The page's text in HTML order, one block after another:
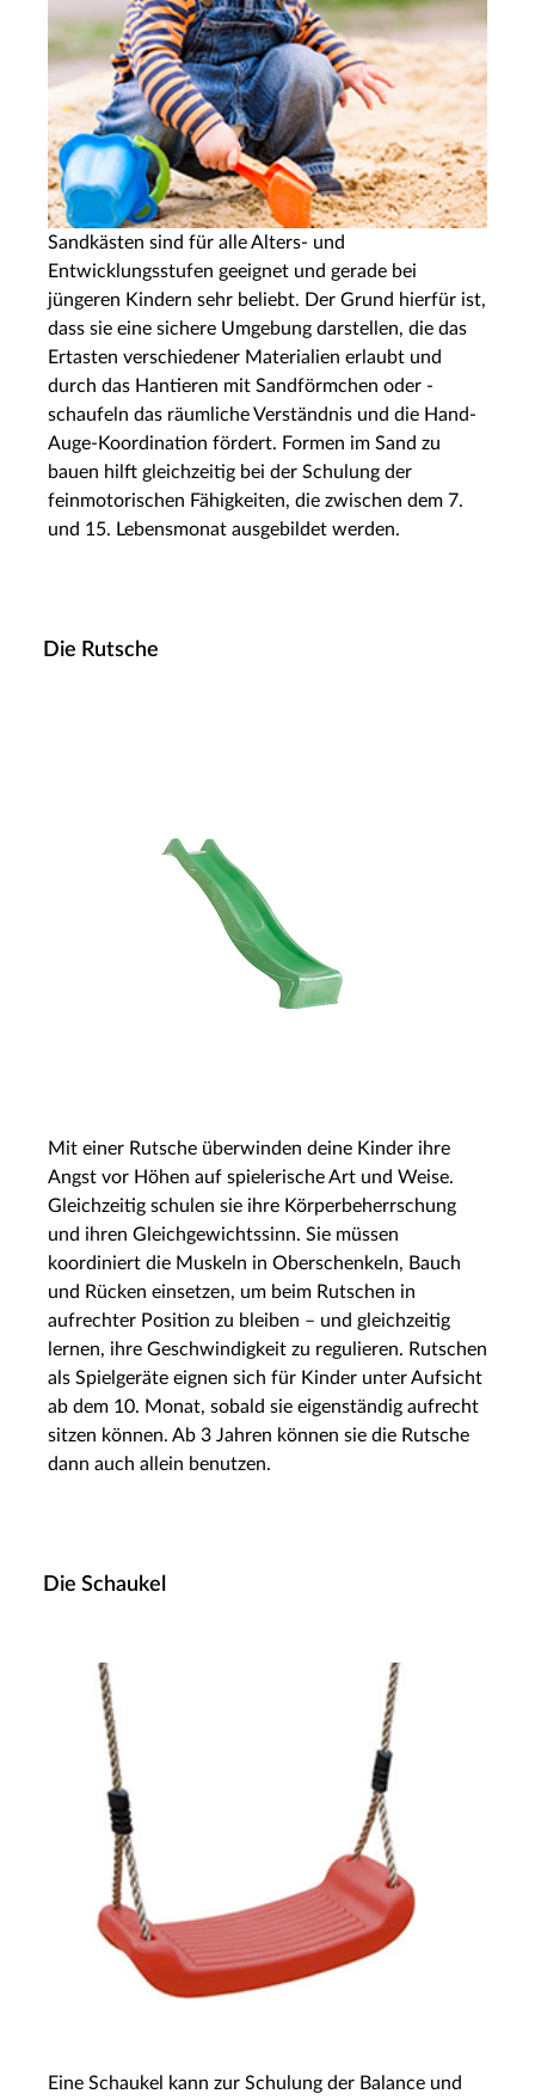
Sandkästen sind für alle Alters- und
Entwicklungsstufen geeignet und gerade bei
jüngeren Kindern sehr beliebt. Der Grund hierfür ist,
dass sie eine sichere Umgebung darstellen, die das
Ertasten verschiedener Materialien erlaubt und
durch das Hantieren mit Sandförmchen oder -
schaufeln das räumliche Verständnis und die Hand-
Auge-Koordination fördert. Formen im Sand zu
bauen hilft gleichzeitig bei der Schulung der
feinmotorischen Fähigkeiten, die zwischen dem 7.
und 15. Lebensmonat ausgebildet werden.
Die Rutsche
Mit einer Rutsche überwinden deine Kinder ihre
Angst vor Höhen auf spielerische Art und Weise.
Gleichzeitig schulen sie ihre Körperbeherrschung
und ihren Gleichgewichtssinn. Sie müssen
koordiniert die Muskeln in Oberschenkeln, Bauch
und Rücken einsetzen, um beim Rutschen in
aufrechter Position zu bleiben – und gleichzeitig
lernen, ihre Geschwindigkeit zu regulieren. Rutschen
als Spielgeräte eignen sich für Kinder unter Aufsicht
ab dem 10. Monat, sobald sie eigenständig aufrecht
sitzen können. Ab 3 Jahren können sie die Rutsche
dann auch allein benutzen.
Die Schaukel
Eine Schaukel kann zur Schulung der Balance und